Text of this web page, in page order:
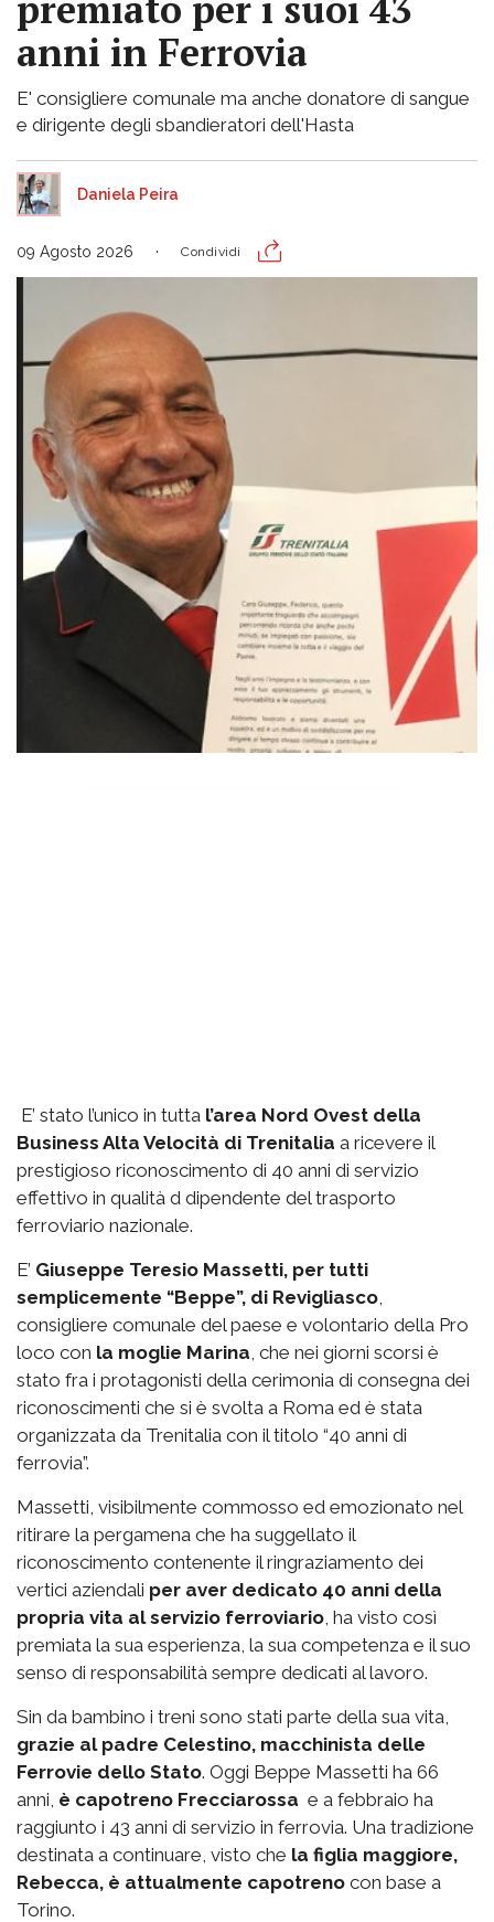
anni in Ferrovia
E' consigliere comunale ma anche donatore di sangue
e dirigente degli sbandieratori dell'Hasta
Daniela Peira
09 Agosto 2026 Condividi
E’ stato l’unico in tutta l’area Nord Ovest della
Business Alta Velocità di Trenitalia a ricevere il
prestigioso riconoscimento di 40 anni di servizio
effettivo in qualità d dipendente del trasporto
ferroviario nazionale.
E’ Giuseppe Teresio Massetti, per tutti
semplicemente “Beppe”, di Revigliasco
consigliere comunale del paese e volontario della Pro
loco con la moglie Marina , che nei giorni scorsi è
stato fra i protagonisti della cerimonia di consegna dei
riconoscimenti che si è svolta a Roma ed è stata
organizzata da Trenitalia con il titolo “40 anni di
ferrovia”.
Massetti, visibilmente commosso ed emozionato nel
ritirare la pergamena che ha suggellato il
riconoscimento contenente il ringraziamento dei
vertici aziendali per aver dedicato 40 anni della
propria vita al servizio ferroviario , ha visto così
premiata la sua esperienza, la sua competenza e il suo
senso di responsabilità sempre dedicati al lavoro.
Sin da bambino i treni sono stati parte della sua vita,
grazie al padre Celestino, macchinista delle
Ferrovie dello Stato. Oggi Beppe Massetti ha 66
anni, è capotreno Frecciarossa e a febbraio ha
raggiunto i 43 anni di servizio in ferrovia. Una tradizione
destinata a continuare, visto che la figlia maggiore,
Rebecca, è attualmente capotreno con base a
Torino.